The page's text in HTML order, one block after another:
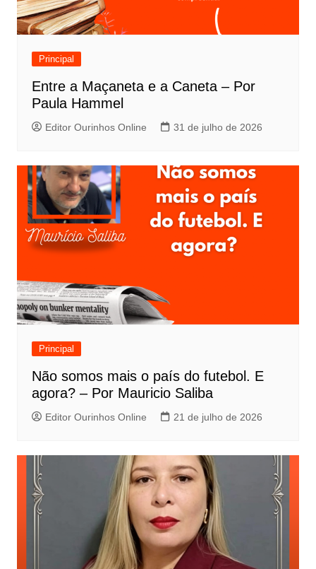
Principal
Entre a Maçaneta e a Caneta – Por
Paula Hammel
Editor Ourinhos Online 31 de julho de 2026
Principal
Não somos mais o país do futebol. E
agora? – Por Mauricio Saliba
Editor Ourinhos Online 21 de julho de 2026